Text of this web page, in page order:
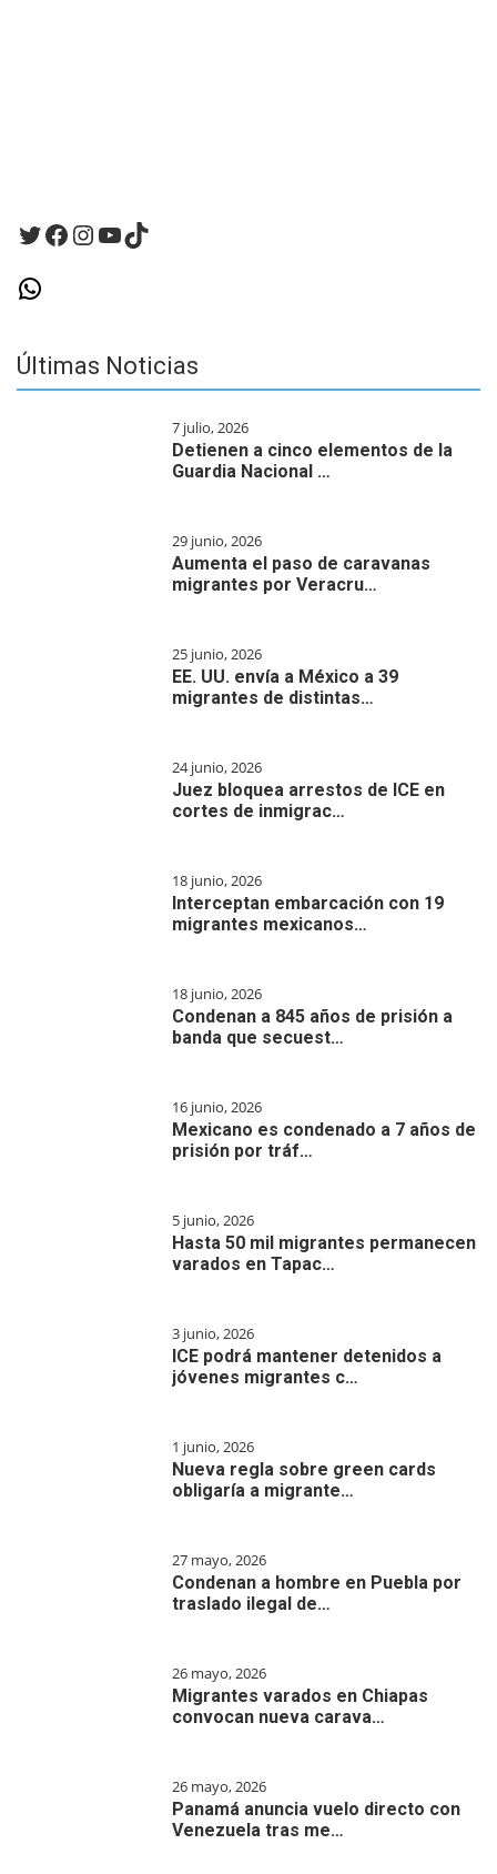
Twitter
Facebook
Instagram
YouTube
TikTok
WhatsApp
Últimas Noticias
7 julio, 2026
Detienen a cinco elementos de la
Guardia Nacional …
29 junio, 2026
Aumenta el paso de caravanas
migrantes por Veracru…
25 junio, 2026
EE. UU. envía a México a 39
migrantes de distintas…
24 junio, 2026
Juez bloquea arrestos de ICE en
cortes de inmigrac…
18 junio, 2026
Interceptan embarcación con 19
migrantes mexicanos…
18 junio, 2026
Condenan a 845 años de prisión a
banda que secuest…
16 junio, 2026
Mexicano es condenado a 7 años de
prisión por tráf…
5 junio, 2026
Hasta 50 mil migrantes permanecen
varados en Tapac…
3 junio, 2026
ICE podrá mantener detenidos a
jóvenes migrantes c…
1 junio, 2026
Nueva regla sobre green cards
obligaría a migrante…
27 mayo, 2026
Condenan a hombre en Puebla por
traslado ilegal de…
26 mayo, 2026
Migrantes varados en Chiapas
convocan nueva carava…
26 mayo, 2026
Panamá anuncia vuelo directo con
Venezuela tras me…